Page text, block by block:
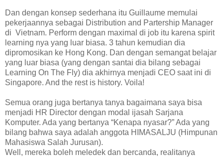
Dan dengan konsep sederhana itu Guillaume memulai
pekerjaannya sebagai Distribution and Partership Manager
di Vietnam. Perform dengan maximal di job itu karena spirit
learning nya yang luar biasa. 3 tahun kemudian dia
dipromosikan ke Hong Kong. Dan dengan semangat belajar
yang luar biasa (yang dengan santai dia bilang sebagai
Learning On The Fly) dia akhirnya menjadi CEO saat ini di
Singapore. And the rest is history. Voila!
Semua orang juga bertanya tanya bagaimana saya bisa
menjadi HR Director dengan modal ijasah Sarjana
Komputer. Ada yang bertanya “Kenapa nyasar?” Ada yang
bilang bahwa saya adalah anggota HIMASALJU (Himpunan
Mahasiswa Salah Jurusan).
Well, mereka boleh meledek dan bercanda, realitanya